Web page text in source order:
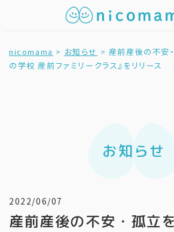
nicomama > お知らせ > 産前産後の不安
の学校 産前ファミリークラス』をリリース
お知らせ
2022/06/07
産前産後の不安・孤立